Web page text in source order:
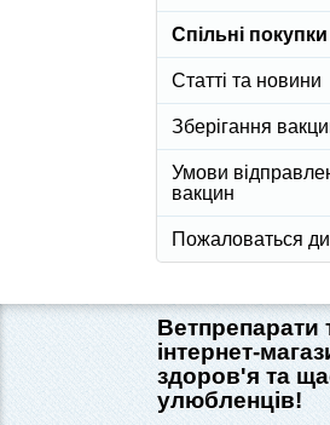
Спільні покупки
Статті та новини
Зберігання
Умови
вакцин
Пожаловаться
Ветпрепарати
інтернет-
здоров'я та
улюбленців!